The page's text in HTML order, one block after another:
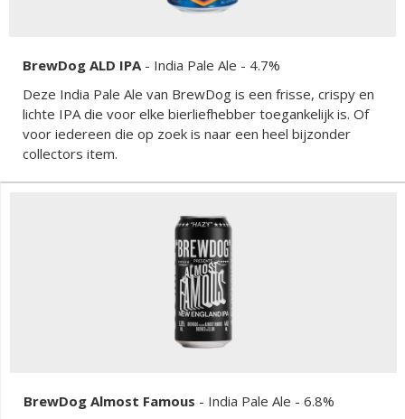
BrewDog ALD IPA - India Pale Ale - 4.7%
Deze India Pale Ale van BrewDog is een frisse, crispy en
lichte IPA die voor elke bierliefhebber toegankelijk is. Of
voor iedereen die op zoek is naar een heel bijzonder
collectors item.
BrewDog Almost Famous - India Pale Ale - 6.8%